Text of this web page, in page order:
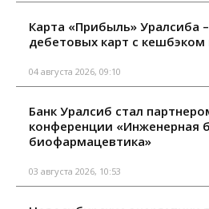
Карта «Прибыль» Уралсиба
дебетовых карт с кешбэком
04 августа 2026, 09:10
Банк Уралсиб стал
конференции «Инженерная
биофармацевтика»
03 августа 2026, 10:53